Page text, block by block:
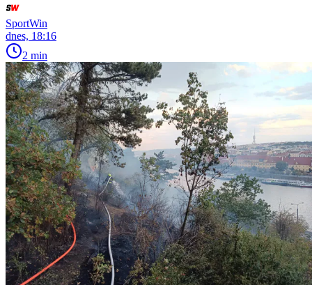
SportWin
dnes, 18:16
2 min